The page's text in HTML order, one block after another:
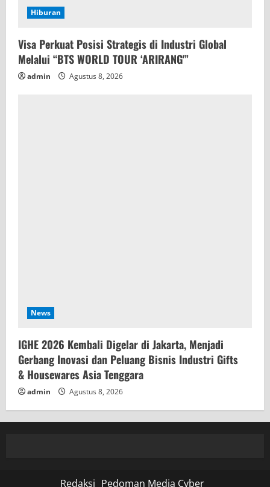
Hiburan
Visa Perkuat Posisi Strategis di Industri Global
Melalui “BTS WORLD TOUR ‘ARIRANG'”
admin Agustus 8, 2026
News
IGHE 2026 Kembali Digelar di Jakarta, Menjadi
Gerbang Inovasi dan Peluang Bisnis Industri Gifts
& Housewares Asia Tenggara
admin Agustus 8, 2026
Redaksi Pedoman Media Cyber